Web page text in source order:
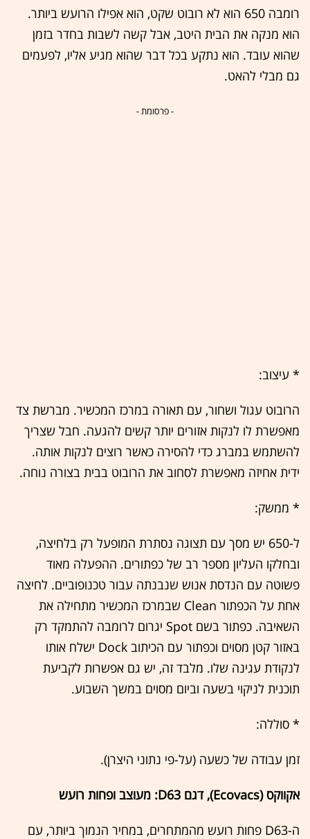
רומבה 650 הוא לא רובוט שקט, הוא אפילו הרועש ביותר.
הוא מנקה את הבית היטב, אבל קשה לשבות בחדר בזמן
שהוא עובד. הוא נתקע בכל דבר שהוא מגיע אליו, לפעמים
גם מבלי להאט.
- פרסומת -
* עיצוב:
הרובוט עגול ושחור, עם תאורה במרכז המכשיר. מברשת צד
מאפשרת לו לנקות אזורים יותר קשים להגעה. חבל שצריך
להשתמש במברג כדי להסירה כאשר רוצים לנקות אותה.
ידית אחיזה מאפשרת לסחוב את הרובוט בבית בצורה נוחה.
* ממשק:
ל-650 יש מסך עם תצוגה נסתרת המופעל רק בלחיצה,
ובחלקו העליון מספר רב של כפתורים. ההפעלה מאוד
פשוטה עם הנדסת אנוש שנבנתה עבור טכנופוביים. לחיצה
אחת על הכפתור Clean שבמרכז המכשיר מתחילה את
השאיבה. כפתור בשם Spot יגרום לרומבה להתמקד רק
באזור קטן מסוים וכפתור עם הכיתוב Dock ישלח אותו
לנקודת עגינה שלו. מלבד זה, יש גם אפשרות לקביעת
תוכנית לניקוי בשעה וביום מסוים במשך השבוע.
* סוללה:
זמן עבודה של כשעה (על-פי נתוני היצרן).
אקווקס (Ecovacs), דגם D63: מעוצב ופחות רועש
ה-D63 פחות רועש מהמתחרים, במחיר הנמוך ביותר, עם